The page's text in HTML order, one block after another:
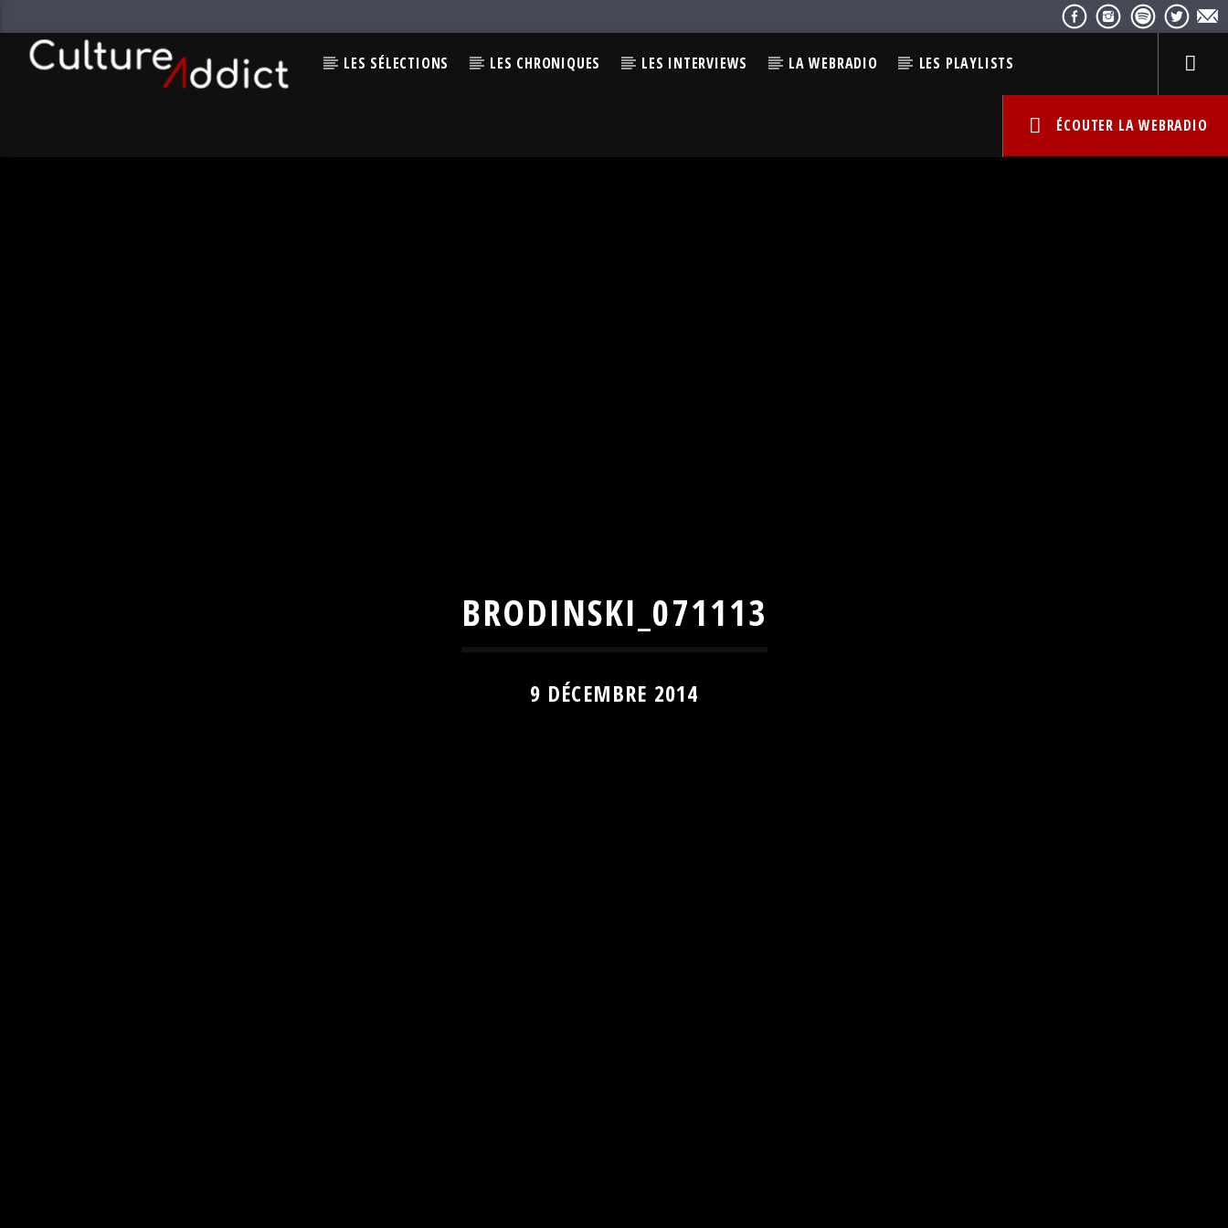
LES SÉLECTIONS LES CHRONIQUES LES INTERVIEWS LA WEBRADIO LES PLAYLISTS
ÉCOUTER LA WEBRADIO
BRODINSKI_071113
9 DÉCEMBRE 2014